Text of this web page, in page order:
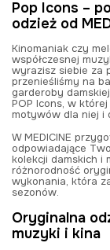
Pop Icons –
odzież od
Kinomaniak czy
współczesnej
wyrazisz siebie za
przenieśliśmy na
garderoby
POP Icons, w
motywów dla niej i
W MEDICINE
odpowiadające
kolekcji damskich i
różnorodność
wykonania, która
sezonów.
Oryginalna
muzyki i kina